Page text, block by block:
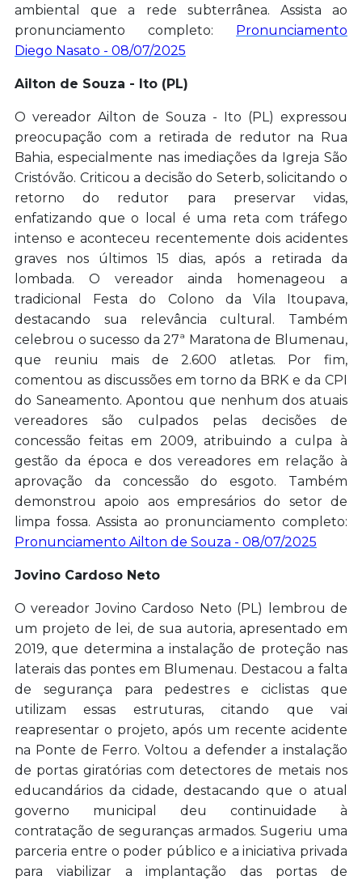
ambiental que a rede subterrânea. Assista ao
pronunciamento completo:
Pronunciamento
Diego Nasato - 08/07/2025
Ailton de Souza - Ito (PL)
O vereador Ailton de Souza - Ito (PL) expressou
preocupação com a retirada de redutor na Rua
Bahia, especialmente nas imediações da Igreja São
Cristóvão. Criticou a decisão do Seterb, solicitando o
retorno do redutor para preservar vidas,
enfatizando que o local é uma reta com tráfego
intenso e aconteceu recentemente dois acidentes
graves nos últimos 15 dias, após a retirada da
lombada. O vereador ainda homenageou a
tradicional Festa do Colono da Vila Itoupava,
destacando sua relevância cultural. Também
celebrou o sucesso da 27ª Maratona de Blumenau,
que reuniu mais de 2.600 atletas. Por fim,
comentou as discussões em torno da BRK e da CPI
do Saneamento. Apontou que nenhum dos atuais
vereadores são culpados pelas decisões de
concessão feitas em 2009, atribuindo a culpa à
gestão da época e dos vereadores em relação à
aprovação da concessão do esgoto. Também
demonstrou apoio aos empresários do setor de
limpa fossa. Assista ao pronunciamento completo:
Pronunciamento Ailton de Souza - 08/07/2025
Jovino Cardoso Neto
O vereador Jovino Cardoso Neto (PL) lembrou de
um projeto de lei, de sua autoria, apresentado em
2019, que determina a instalação de proteção nas
laterais das pontes em Blumenau. Destacou a falta
de segurança para pedestres e ciclistas que
utilizam essas estruturas, citando que vai
reapresentar o projeto, após um recente acidente
na Ponte de Ferro. Voltou a defender a instalação
de portas giratórias com detectores de metais nos
educandários da cidade, destacando que o atual
governo municipal deu continuidade à
contratação de seguranças armados. Sugeriu uma
parceria entre o poder público e a iniciativa privada
para viabilizar a implantação das portas de